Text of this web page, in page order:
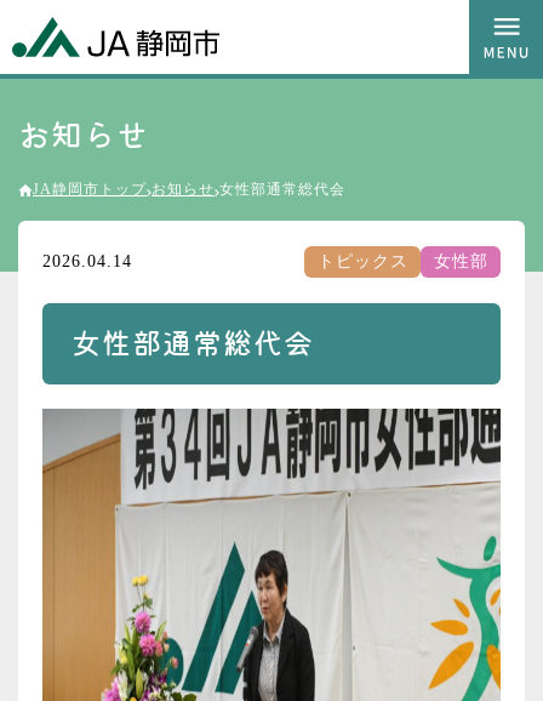
お知らせ
JA静岡市トップ お知らせ 女性部通常総代会
2026.04.14 トピックス 女性部
女性部通常総代会